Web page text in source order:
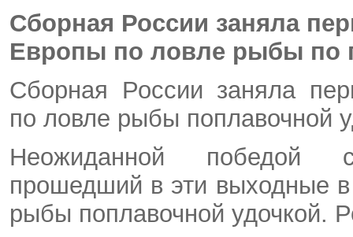
Сборная России заняла
Европы по ловле рыбы по
Сборная России заняла
по ловле рыбы поплавочной
Неожиданной победой
прошедший в эти выходные
рыбы поплавочной удочкой.